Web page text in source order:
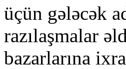
üçün gələcək
razılaşmalar
bazarlarına